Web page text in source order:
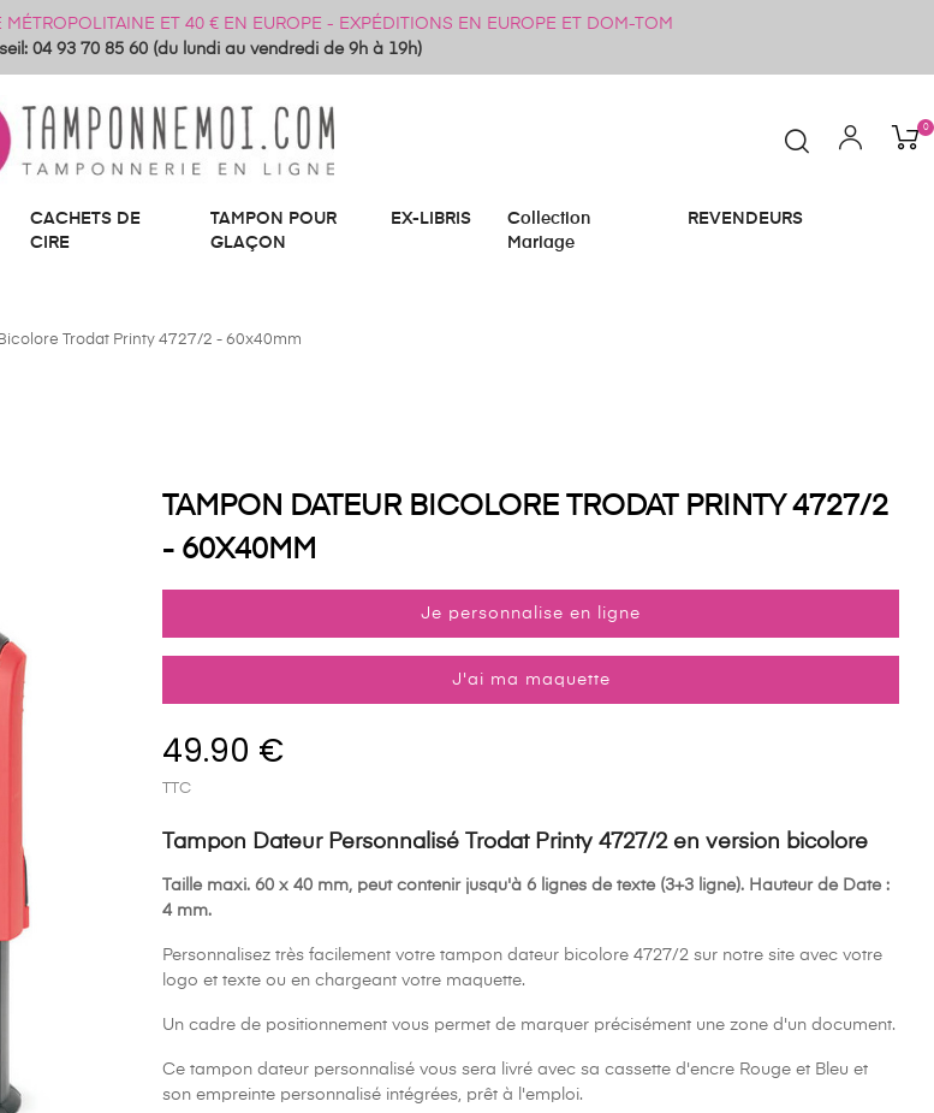
MÉTROPOLITAINE ET 40 € EN EUROPE - EXPÉDITIONS EN EUROPE ET DOM-TOM
04 93 70 85 60 (du lundi au vendredi de 9h à 19h)
0
CACHETS DE
CIRE
TAMPON POUR
GLAÇON
EX-LIBRIS
Collection
Mariage
REVENDEURS
Trodat Printy 4727/2 - 60x40mm
TAMPON DATEUR BICOLORE TRODAT PRINTY 4727/2
- 60X40MM
Je personnalise en ligne
J'ai ma maquette
49.90 €
TTC
Tampon Dateur Personnalisé Trodat Printy 4727/2 en version bicolore
Taille maxi. 60 x 40 mm, peut contenir jusqu'à 6 lignes de texte (3+3 ligne). Hauteur de Date :
4 mm.
Personnalisez très facilement votre tampon dateur bicolore 4727/2 sur notre site avec votre
logo et texte ou en chargeant votre maquette.
Un cadre de positionnement vous permet de marquer précisément une zone d'un document.
Ce tampon dateur personnalisé vous sera livré avec sa cassette d'encre Rouge et Bleu et
son empreinte personnalisé intégrées, prêt à l'emploi.